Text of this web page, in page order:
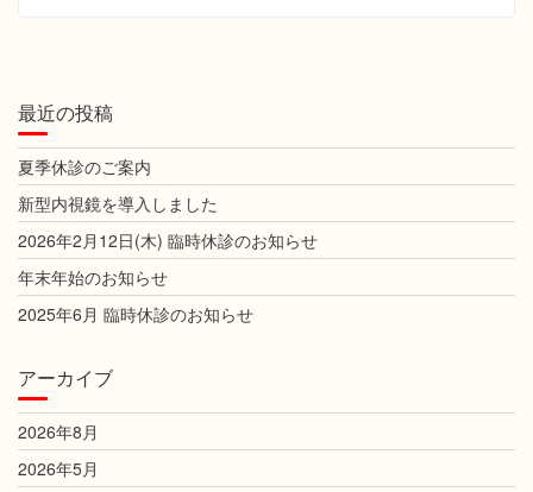
最近の投稿
夏季休診のご案内
新型内視鏡を導入しました
2026年2月12日(木) 臨時休診のお知らせ
年末年始のお知らせ
2025年6月 臨時休診のお知らせ
アーカイブ
2026年8月
2026年5月